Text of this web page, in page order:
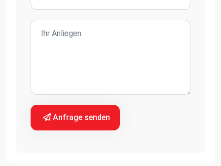
Anfrage senden